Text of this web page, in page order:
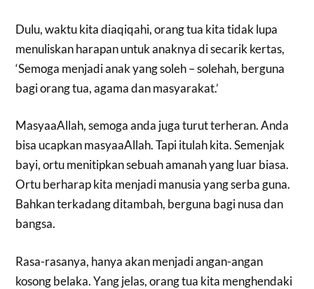
Dulu, waktu kita diaqiqahi, orang tua kita tidak lupa
menuliskan harapan untuk anaknya di secarik kertas,
‘Semoga menjadi anak yang soleh – solehah, berguna
bagi orang tua, agama dan masyarakat.’
MasyaaAllah, semoga anda juga turut terheran. Anda
bisa ucapkan masyaaAllah. Tapi itulah kita. Semenjak
bayi, ortu menitipkan sebuah amanah yang luar biasa.
Ortu berharap kita menjadi manusia yang serba guna.
Bahkan terkadang ditambah, berguna bagi nusa dan
bangsa.
Rasa-rasanya, hanya akan menjadi angan-angan
kosong belaka. Yang jelas, orang tua kita menghendaki